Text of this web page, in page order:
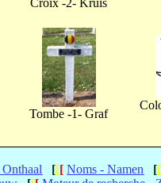
Croix -2- Kruis
Tombe -1- Graf
[[[ Noms - Namen [[